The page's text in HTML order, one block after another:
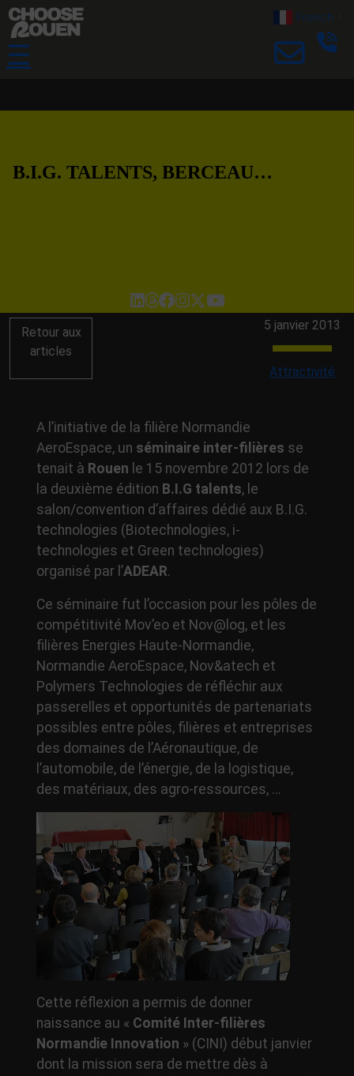
☰
French
B.I.G. TALENTS, BERCEAU…
Retour aux
articles
5 janvier 2013
Attractivité
A l’initiative de la filière Normandie
AeroEspace, un séminaire inter-filières se
tenait à Rouen le 15 novembre 2012 lors de
la deuxième édition B.I.G talents, le
salon/convention d’affaires dédié aux B.I.G.
technologies (Biotechnologies, i-
technologies et Green technologies)
organisé par l’ADEAR.
Ce séminaire fut l’occasion pour les pôles de
compétitivité Mov’eo et Nov@log, et les
filières Energies Haute-Normandie,
Normandie AeroEspace, Nov&atech et
Polymers Technologies de réfléchir aux
passerelles et opportunités de partenariats
possibles entre pôles, filières et entreprises
des domaines de l’Aéronautique, de
l’automobile, de l’énergie, de la logistique,
des matériaux, des agro-ressources, …
Cette réflexion a permis de donner
naissance au « Comité Inter-filières
Normandie Innovation » (CINI) début janvier
dont la mission sera de mettre dès à